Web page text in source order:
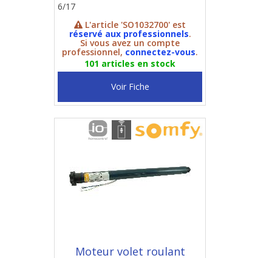
6/17
L'article 'SO1032700' est
réservé aux professionnels.
Si vous avez un compte
professionnel, connectez-vous.
101 articles en stock
Voir Fiche
Moteur volet roulant